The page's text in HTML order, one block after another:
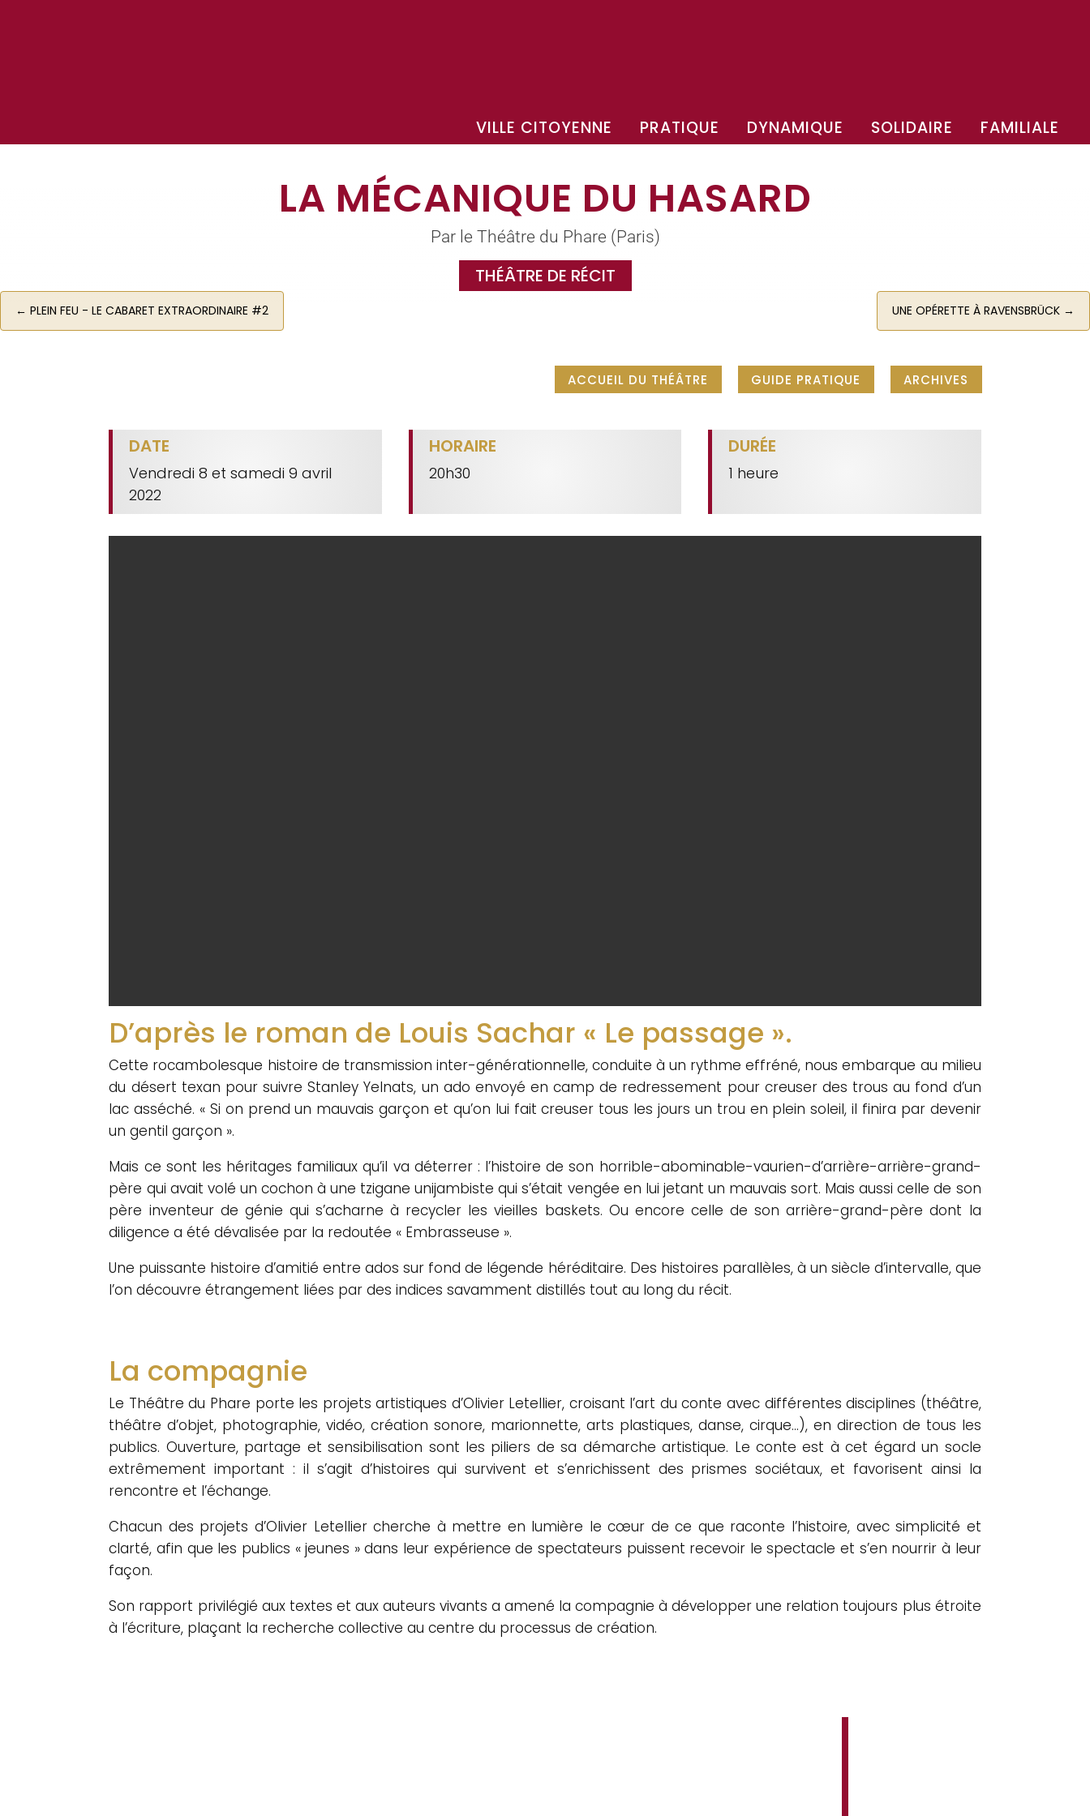
VILLE CITOYENNE PRATIQUE DYNAMIQUE SOLIDAIRE FAMILIALE
LA MÉCANIQUE DU HASARD
Par le Théâtre du Phare (Paris)
THÉÂTRE DE RÉCIT
←PLEIN FEU - LE CABARET EXTRAORDINAIRE #2 UNE OPÉRETTE À RAVENSBRÜCK→
ACCUEIL DU THÉÂTRE GUIDE PRATIQUE ARCHIVES
DATE
Vendredi 8 et samedi 9 avril
2022
HORAIRE
20h30
DURÉE
1 heure
D’après le roman de Louis Sachar « Le passage ».
Cette rocambolesque histoire de transmission inter-générationnelle, conduite à un rythme effréné, nous embarque au milieu
du désert texan pour suivre Stanley Yelnats, un ado envoyé en camp de redressement pour creuser des trous au fond d’un
lac asséché. « Si on prend un mauvais garçon et qu’on lui fait creuser tous les jours un trou en plein soleil, il finira par devenir
un gentil garçon ».
Mais ce sont les héritages familiaux qu’il va déterrer : l’histoire de son horrible-abominable-vaurien-d’arrière-arrière-grand-
père qui avait volé un cochon à une tzigane unijambiste qui s’était vengée en lui jetant un mauvais sort. Mais aussi celle de son
père inventeur de génie qui s’acharne à recycler les vieilles baskets. Ou encore celle de son arrière-grand-père dont la
diligence a été dévalisée par la redoutée « Embrasseuse ».
Une puissante histoire d’amitié entre ados sur fond de légende héréditaire. Des histoires parallèles, à un siècle d’intervalle, que
l’on découvre étrangement liées par des indices savamment distillés tout au long du récit.
La compagnie
Le Théâtre du Phare porte les projets artistiques d’Olivier Letellier, croisant l’art du conte avec différentes disciplines (théâtre,
théâtre d’objet, photographie, vidéo, création sonore, marionnette, arts plastiques, danse, cirque…), en direction de tous les
publics. Ouverture, partage et sensibilisation sont les piliers de sa démarche artistique. Le conte est à cet égard un socle
extrêmement important : il s’agit d’histoires qui survivent et s’enrichissent des prismes sociétaux, et favorisent ainsi la
rencontre et l’échange.
Chacun des projets d’Olivier Letellier cherche à mettre en lumière le cœur de ce que raconte l’histoire, avec simplicité et
clarté, afin que les publics « jeunes » dans leur expérience de spectateurs puissent recevoir le spectacle et s’en nourrir à leur
façon.
Son rapport privilégié aux textes et aux auteurs vivants a amené la compagnie à développer une relation toujours plus étroite
à l’écriture, plaçant la recherche collective au centre du processus de création.